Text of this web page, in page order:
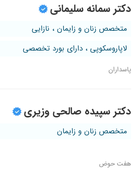
دکتر سمانه سلیمانی
متخصص زنان و زایمان ، نازایی
لاپاروسکوپی ، دارای بورد تخصصی
پاسداران
دکتر سپیده صالحی وزیری
متخصص زنان و زایمان
هفت‌ حوض